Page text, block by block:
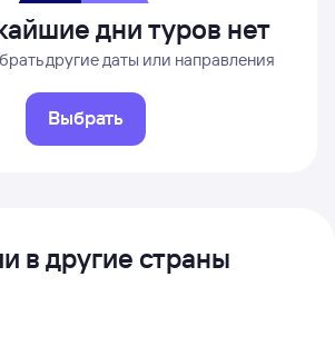
дни туров нет
другие даты или направления
Выбрать
в другие страны